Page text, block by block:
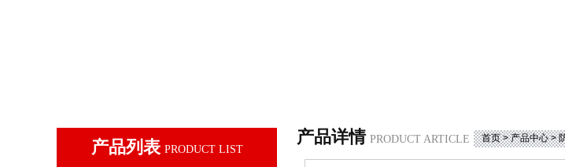
产品列表 PRODUCT LIST
产品详情 PRODUCT ARTICLE 首页>产品中心>